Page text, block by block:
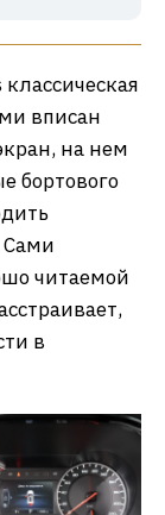
вписан
на нем
бортового
Сами
читаемой
в